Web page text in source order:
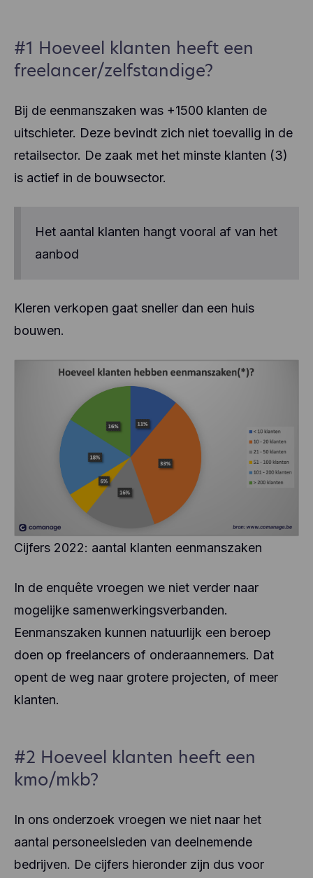
#1 Hoeveel klanten heeft een
freelancer/zelfstandige?
Bij de eenmanszaken was +1500 klanten de
uitschieter. Deze bevindt zich niet toevallig in de
retailsector. De zaak met het minste klanten (3)
is actief in de bouwsector.
Het aantal klanten hangt vooral af van het
aanbod
Kleren verkopen gaat sneller dan een huis
bouwen.
Cijfers 2022: aantal klanten eenmanszaken
In de enquête vroegen we niet verder naar
mogelijke samenwerkingsverbanden.
Eenmanszaken kunnen natuurlijk een beroep
doen op freelancers of onderaannemers. Dat
opent de weg naar grotere projecten, of meer
klanten.
#2 Hoeveel klanten heeft een
kmo/mkb?
In ons onderzoek vroegen we niet naar het
aantal personeelsleden van deelnemende
bedrijven. De cijfers hieronder zijn dus voor